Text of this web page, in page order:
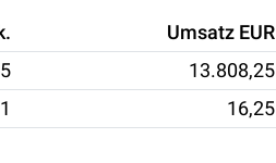
Umsatz EUR
13.808,25
1
16,25